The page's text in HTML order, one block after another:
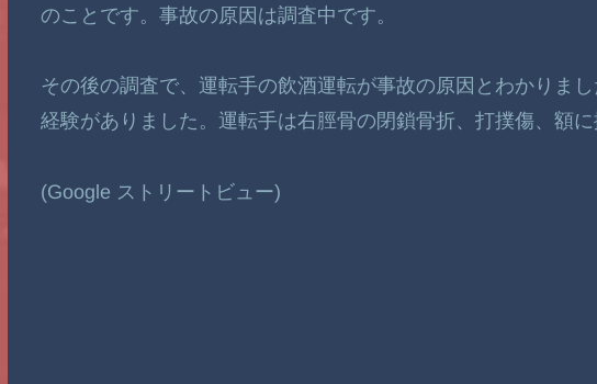
のことです。事故の原因は調査中です。
その後の調査で、運転手の飲酒運転が事故の原因とわかりま
経験がありました。運転手は右脛骨の閉鎖骨折、打撲傷、額に
(Google ストリートビュー)